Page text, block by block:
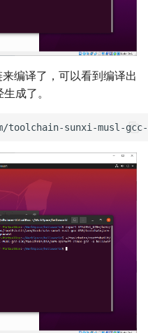
编译了，可以看到编译出
成了。